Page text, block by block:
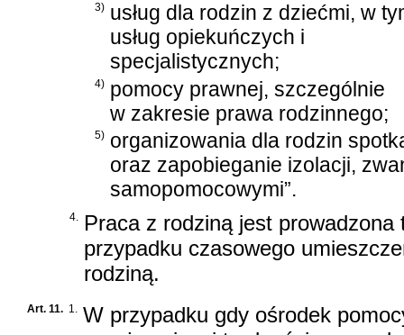
3) usług dla rodzin z dziećmi, w
usług opiekuńczych i
specjalistycznych;
4) pomocy prawnej, szczególnie
w zakresie prawa rodzinnego;
5) organizowania dla rodzin
oraz zapobieganie izolacji,
samopomocowymi”.
4. Praca z rodziną jest prowadzona
przypadku czasowego
rodziną.
Art. 11. 1. W przypadku gdy ośrodek